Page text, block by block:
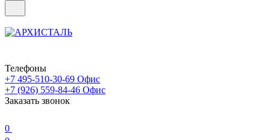
Телефоны
+7 495-510-30-69 Офис
+7 (926) 559-84-46 Офис
Заказать звонок
0